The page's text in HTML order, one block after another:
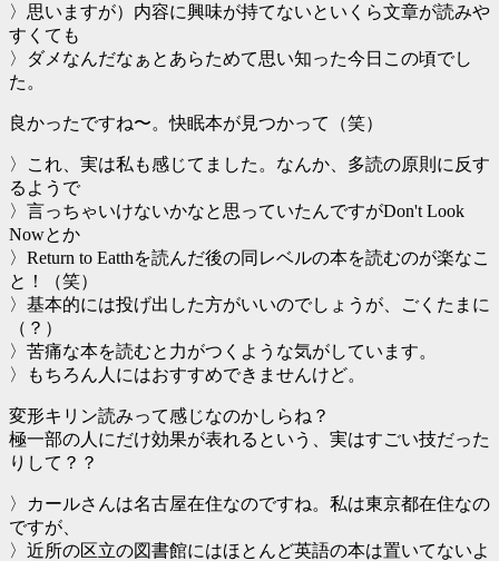
〉思いますが）内容に興味が持てないといくら文章が読みや
すくても
〉ダメなんだなぁとあらためて思い知った今日この頃でし
た。
良かったですね〜。快眠本が見つかって（笑）
〉これ、実は私も感じてました。なんか、多読の原則に反す
るようで
〉言っちゃいけないかなと思っていたんですがDon't Look
Nowとか
〉Return to Eatthを読んだ後の同レベルの本を読むのが楽なこ
と！（笑）
〉基本的には投げ出した方がいいのでしょうが、ごくたまに
（？）
〉苦痛な本を読むと力がつくような気がしています。
〉もちろん人にはおすすめできませんけど。
変形キリン読みって感じなのかしらね？
極一部の人にだけ効果が表れるという、実はすごい技だった
りして？？
〉カールさんは名古屋在住なのですね。私は東京都在住なの
ですが、
〉近所の区立の図書館にはほとんど英語の本は置いてないよ